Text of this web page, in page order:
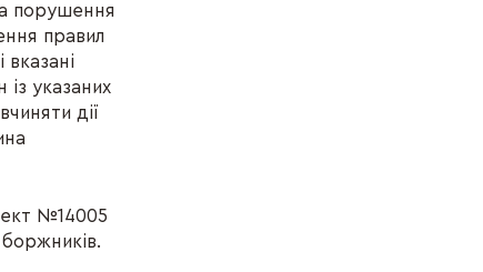
порушення
правил
указаних
дії
№14005